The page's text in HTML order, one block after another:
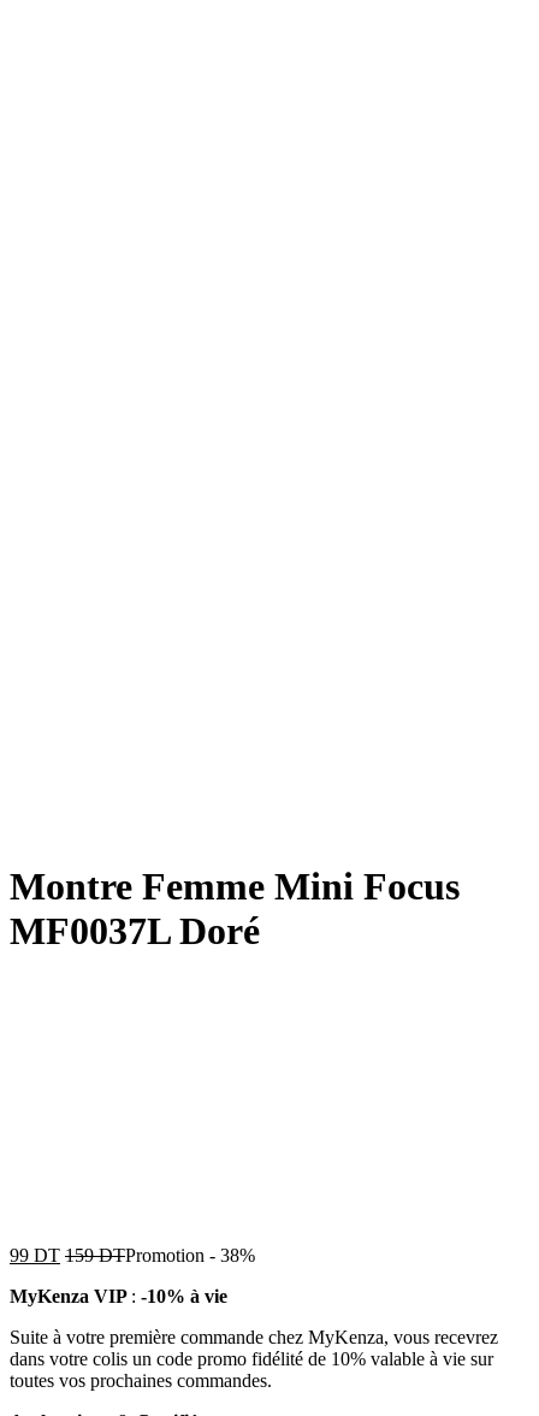
Montre Femme Mini Focus
MF0037L Doré
99 DT 159DTPromotion - 38%
MyKenza VIP : -10% à vie
Suite à votre première commande chez MyKenza, vous recevrez
dans votre colis un code promo fidélité de 10% valable à vie sur
toutes vos prochaines commandes.